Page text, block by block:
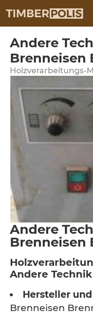
Andere
Brenneisen
Holzverarbeitungs-
Andere
Brenneisen
Andere Technik
Hersteller und
Brenneisen